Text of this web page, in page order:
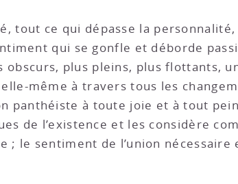
tout ce qui dépasse la
qui se gonfle et déborde
obscurs, plus pleins, plus flottants,
même à travers tous les
panthéiste à toute joie et à tout
de l’existence et les considère
le sentiment de l’union